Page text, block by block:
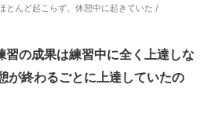
とんど起こらず、休憩中に起きていた /
習の成果は練習中に全く上達しな
が終わるごとに上達していたの